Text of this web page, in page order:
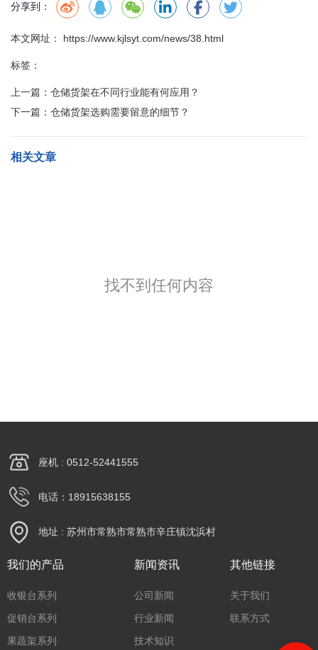
分享到：
本文网址： https://www.kjlsyt.com/news/38.html
标签：
上一篇： 仓储货架在不同行业能有何应用？
下一篇： 仓储货架选购需要留意的细节？
相关文章
找不到任何内容
座机 : 0512-52441555
电话：18915638155
地址 : 苏州市常熟市常熟市辛庄镇沈浜村
我们的产品
收银台系列
促销台系列
果蔬架系列
新闻资讯
公司新闻
行业新闻
技术知识
其他链接
关于我们
联系方式